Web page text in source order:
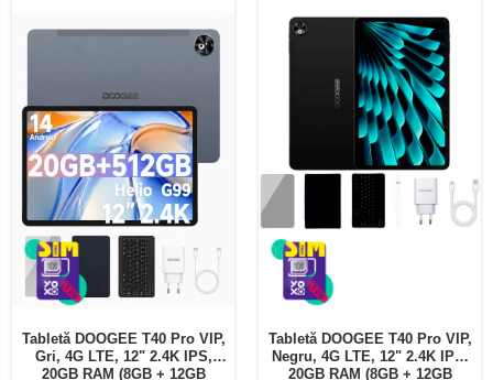
Tabletă DOOGEE T40 Pro VIP,
Gri, 4G LTE, 12" 2.4K IPS,
20GB RAM (8GB + 12GB
Tabletă DOOGEE T40 Pro VIP,
Negru, 4G LTE, 12" 2.4K IPS,
20GB RAM (8GB + 12GB